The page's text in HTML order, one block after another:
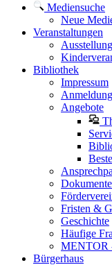
Mediensuche
Neue
Veranstaltungen
Bibliothek
Impressum
Anmeldung
Angebote
Fristen &
Geschichte
Häufige
MENTOR
Bürgerhaus